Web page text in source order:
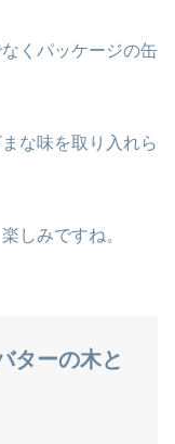
くパッケージの缶
な味を取り入れら
しみですね。
ターの木と